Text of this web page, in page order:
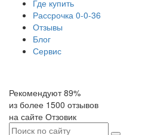
Где купить
Рассрочка 0-0-36
Отзывы
Блог
Сервис
Рекомендуют 89%
из более 1500 отзывов
на сайте Отзовик